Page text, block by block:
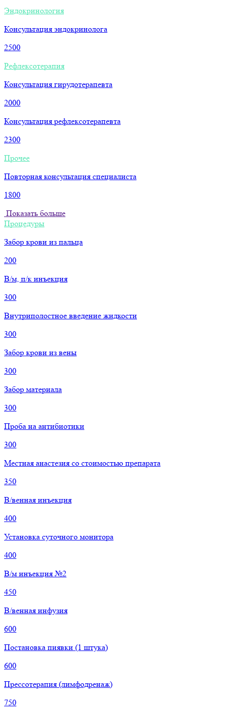
Эндокринология
Консультация эндокринолога
2500
Рефлексотерапия
Консультация гирудотерапевта
2000
Консультация рефлексотерапевта
2300
Прочее
Повторная консультация специалиста
1800
Показать больше
Процедуры
Забор крови из пальца
200
В/м, п/к инъекция
300
Внутриполостное введение жидкости
300
Забор крови из вены
300
Забор материала
300
Проба на антибиотики
300
Местная анастезия со стоимостью препарата
350
В/венная инъекция
400
Установка суточного монитора
400
В/м инъекция №2
450
В/венная инфузия
600
Постановка пиявки (1 штука)
600
Прессотерапия (лимфодренаж)
750